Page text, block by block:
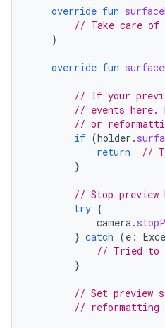
override fun
// Take care of
}
override fun
// If your
// events here.
// or
if (holder .
return
//
}
// Stop preview
try {
camera.
} catch (e :
// Tried to
}
// Set preview
// reformatting